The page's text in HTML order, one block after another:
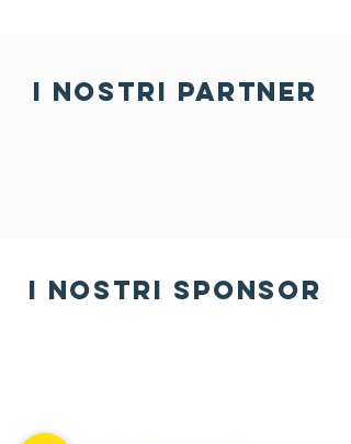
i nostri partner
i nostri sponsor